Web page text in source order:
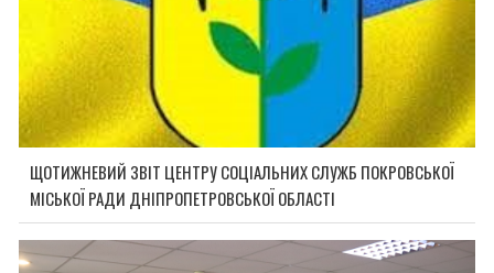
ЩОТИЖНЕВИЙ ЗВІТ ЦЕНТРУ СОЦІАЛЬНИХ СЛУЖБ ПОКРОВСЬКОЇ
МІСЬКОЇ РАДИ ДНІПРОПЕТРОВСЬКОЇ ОБЛАСТІ